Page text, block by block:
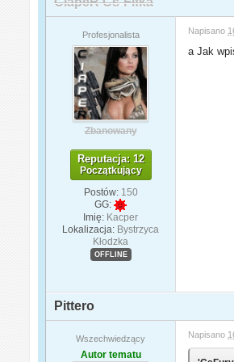
Profesjonalista
Zbanowany
Reputacja: 12
Początkujący
Postów: 150
GG:
Imię: Kacper
Lokalizacja: Bystrzyca
Kłodzka
OFFLINE
Napisano
a Jak
Pittero
Wszechwiedzący
Autor tematu
Napisano